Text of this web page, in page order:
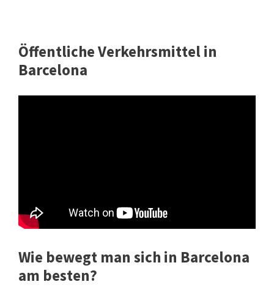
Öffentliche Verkehrsmittel in
Barcelona
Wie bewegt man sich in Barcelona
am besten?